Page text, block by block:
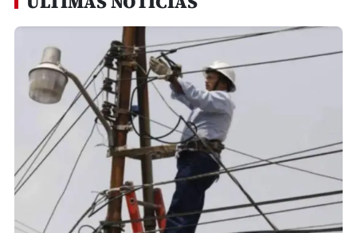
Honduras
Estas zonas de SPS, Tegucigalpa, Yoro y
Olancho que no tendrán energía este
jueves 6 de agosto
Redacción La Prensa